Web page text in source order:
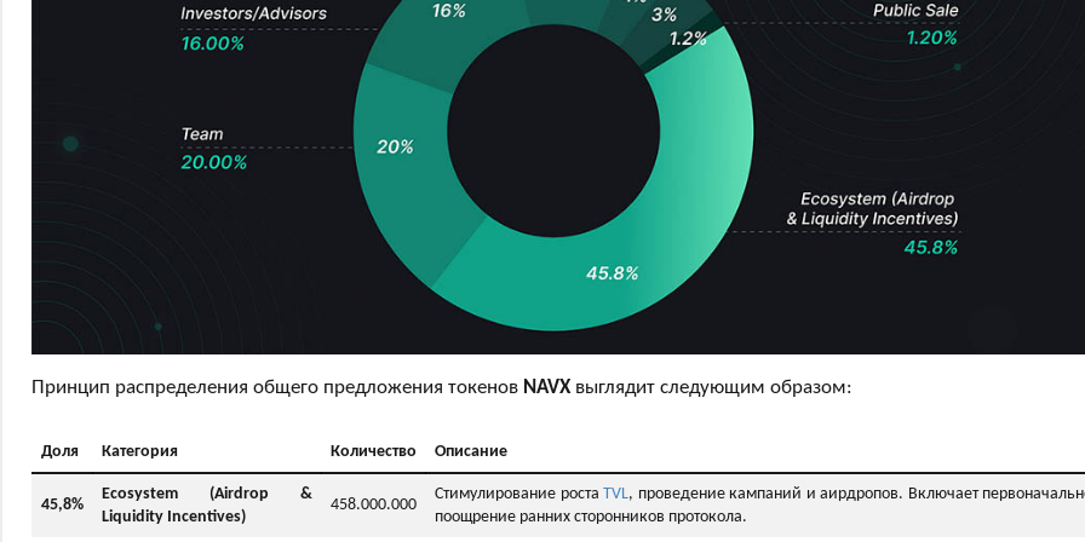
Принцип распределения общего предложения токенов NAVX выглядит следующим образом:
Доля Категория Количество Описание
45,8%
Ecosystem (Airdrop &
Liquidity Incentives)
458.000.000
Стимулирование роста TVL, проведение кампаний и аирдропов. Включает
поощрение ранних сторонников протокола.